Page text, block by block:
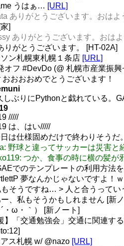
うはぁ… [URL]
ありがとうございます。おはよ
]
ありがとうございます。おは
りがとうございます。 [HT-02A]
ソン札幌東札幌１条店 [URL]
オフ #DevDo (@ 札幌市産業振興
おおおおめでとうございます！
しぶりにPythonと戯れている。
/////
は、はい/////
は仕様固めだけで終わりそう
野球と違ってサッカーは災害
つか、食事の時に横の髪
でのテンプレートの利用方法
夢なんかじゃないですよ！
そうですね… > 人と合うって
、私もそうかもしれません [新
・ω・｀） [新ノート]
】「交通勉強会」交通に関連す
アス札幌 w/ @nazo [URL]